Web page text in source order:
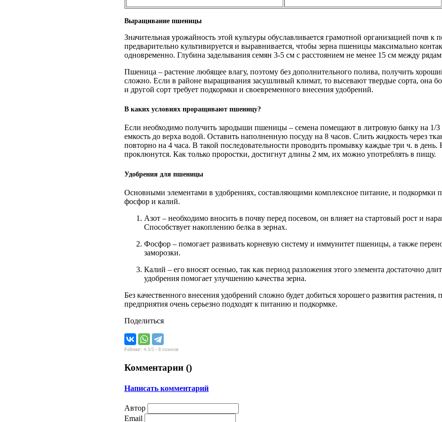
Выращивание пшеницы
Значительная урожайность этой культуры обуславливается грамотной организацией почв
предварительно культивируется и выравнивается, чтобы зерна пшеницы максимально
одновременно. Глубина заделывания семян 3-5 см с расстоянием не менее 15 см между
Пшеница – растение любящее влагу, поэтому без дополнительного полива, получить
сложно. Если в районе выращивания засушливый климат, то высевают твердые сорта, она
и другой сорт требует подкормки и своевременного внесения удобрений.
В каких условиях проращивают пшеницу?
Если необходимо получить зародыши пшеницы – семена помещают в литровую банку на 1/3
емкость до верха водой. Оставить наполненную посуду на 8 часов. Слить жидкость через
повторно на 4 часа. В такой последовательности проводить промывку каждые три ч. в день.
проклюнутся. Как только проростки, достигнут длины 2 мм, их можно употреблять в пищу.
Удобрения для пшеницы
Основными элементами в удобрениях, составляющими комплексное питание, и подкормки
фосфор и калий.
Азот – необходимо вносить в почву перед посевом, он влияет на стартовый рост и
Способствует накоплению белка в зернах.
Фосфор – помогает развивать корневую систему и иммунитет пшеницы, а также
заморозки.
Калий – его вносят осенью, так как период разложения этого элемента достаточно
удобрения помогает улучшению качества зерна.
Без качественного внесения удобрений сложно будет добиться хорошего развития растения,
предприятия очень серьезно подходят к питанию и подкормке.
Поделиться
Рейтинг: 4.3/5 - 8 голосов
Комментарии ()
Написать комментарий
Автор
Email